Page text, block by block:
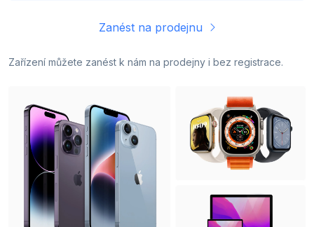
Zanést na prodejnu
Zařízení můžete zanést k nám na prodejny i bez registrace.